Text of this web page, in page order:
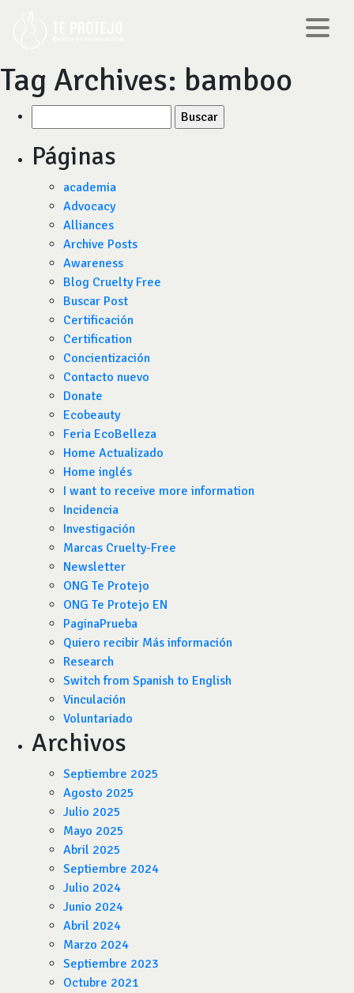
Tag Archives: bamboo
por:
Páginas
academia
Advocacy
Alliances
Archive Posts
Awareness
Blog Cruelty Free
Buscar Post
Certificación
Certification
Concientización
Contacto nuevo
Donate
Ecobeauty
Feria EcoBelleza
Home Actualizado
Home inglés
I want to receive more information
Incidencia
Investigación
Marcas Cruelty-Free
Newsletter
ONG Te Protejo
ONG Te Protejo EN
PaginaPrueba
Quiero recibir Más información
Research
Switch from Spanish to English
Vinculación
Voluntariado
Archivos
Septiembre 2025
Agosto 2025
Julio 2025
Mayo 2025
Abril 2025
Septiembre 2024
Julio 2024
Junio 2024
Abril 2024
Marzo 2024
Septiembre 2023
Octubre 2021